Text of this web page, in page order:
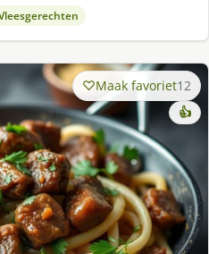
Maak favoriet12
👍